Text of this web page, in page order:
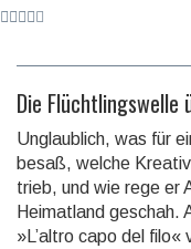
Die
Unglaublich, was für
besaß, welche
trieb, und wie rege er
Heimat­land geschah.
»L’altro capo del